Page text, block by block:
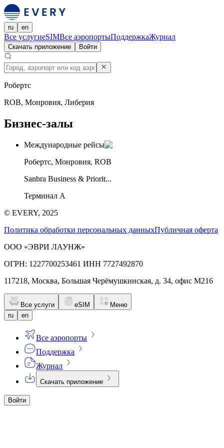
ru en
Все услугиeSIMВсе аэропортыПоддержкаЖурнал
Скачать приложение Войти
Робертс
ROB, Монровия, Либерия
Бизнес-залы
Международные рейсы
Робертс, Монровия, ROB
Sanbra Business & Priorit...
Терминал А
© EVERY, 2025
Политика обработки персональных данныхПубличная оферта
ООО «ЭВРИ ЛАУНЖ»
ОГРН: 1227700253461 ИНН 7727492870
117218, Москва, Большая Черёмушкинская, д. 34, офис М216
Все услуги eSIM
Меню
ru
en
Все аэропорты
Поддержка
Журнал
Скачать приложение
Войти